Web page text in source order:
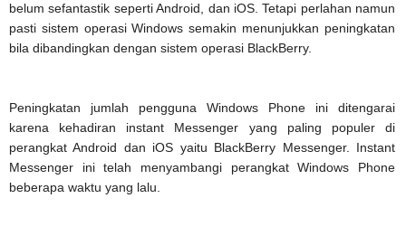
belum sefantastik seperti Android, dan iOS. Tetapi perlahan namun
pasti sistem operasi Windows semakin menunjukkan peningkatan
bila dibandingkan dengan sistem operasi BlackBerry.
Peningkatan jumlah pengguna Windows Phone ini ditengarai
karena kehadiran instant Messenger yang paling populer di
perangkat Android dan iOS yaitu BlackBerry Messenger. Instant
Messenger ini telah menyambangi perangkat Windows Phone
beberapa waktu yang lalu.